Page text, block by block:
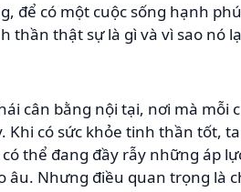
để có một cuộc sống hạnh
thần thật sự là gì và vì sao nó
cân bằng nội tại, nơi mà mỗi
có sức khỏe tinh thần tốt,
thể đang đầy rẫy những áp
Nhưng điều quan trọng là